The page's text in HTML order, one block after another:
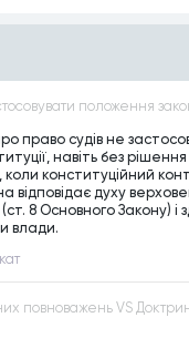
право судів не
навіть без
коли конституційний
відповідає духу
(ст. 8 Основного Закону) і
влади.